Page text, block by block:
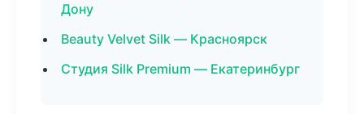
Дону
Beauty Velvet Silk — Красноярск
Студия Silk Premium — Екатеринбург